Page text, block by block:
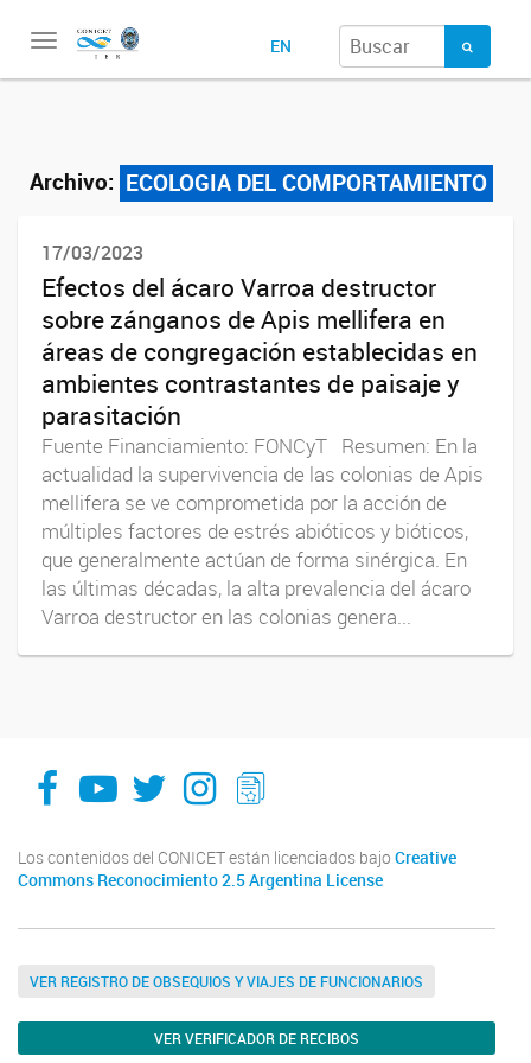
Toggle
EN
Archivo: ECOLOGIA DEL COMPORTAMIENTO
17/03/2023
Efectos del ácaro Varroa destructor
sobre zánganos de Apis mellifera en
áreas de congregación establecidas en
ambientes contrastantes de paisaje y
parasitación
Fuente Financiamiento: FONCyT Resumen: En la
actualidad la supervivencia de las colonias de Apis
mellifera se ve comprometida por la acción de
múltiples factores de estrés abióticos y bióticos,
que generalmente actúan de forma sinérgica. En
las últimas décadas, la alta prevalencia del ácaro
Varroa destructor en las colonias genera...
facebook
youtube
Twitter
Instagram
LeChasquier Boletin Digital 70
Los contenidos del CONICET están licenciados bajo Creative
Commons Reconocimiento 2.5 Argentina License
VER REGISTRO DE OBSEQUIOS Y VIAJES DE FUNCIONARIOS
VER VERIFICADOR DE RECIBOS